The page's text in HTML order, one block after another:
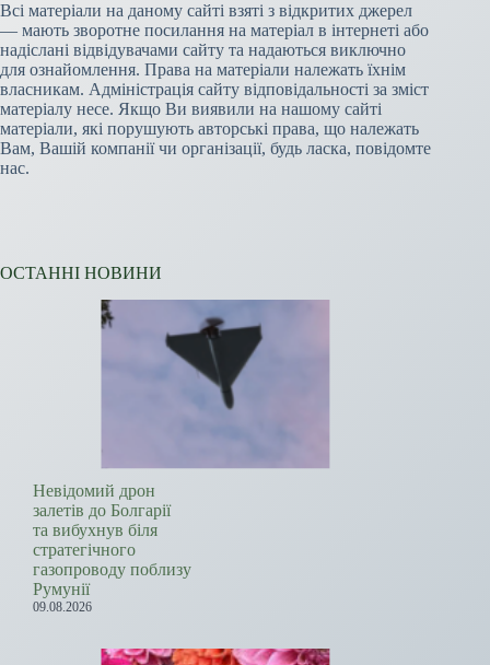
Всі матеріали на даному сайті взяті з відкритих джерел
— мають зворотне посилання на матеріал в інтернеті або
надіслані відвідувачами сайту та надаються виключно
для ознайомлення. Права на матеріали належать їхнім
власникам. Адміністрація сайту відповідальності за зміст
матеріалу несе. Якщо Ви виявили на нашому сайті
матеріали, які порушують авторські права, що належать
Вам, Вашій компанії чи організації, будь ласка, повідомте
нас.
ОСТАННІ НОВИНИ
Невідомий дрон
залетів до Болгарії
та вибухнув біля
стратегічного
газопроводу поблизу
Румунії
09.08.2026